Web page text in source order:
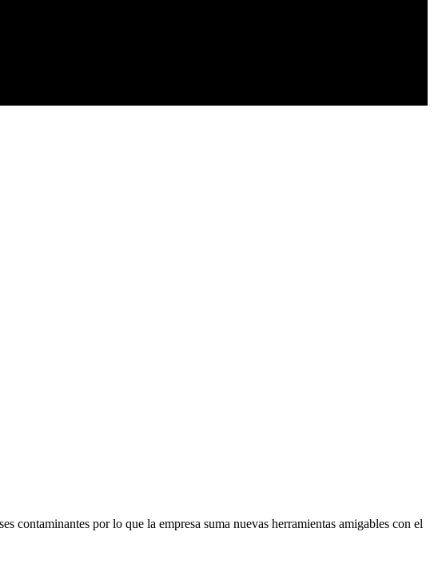
contaminantes por lo que la empresa suma nuevas herramientas amigables con el